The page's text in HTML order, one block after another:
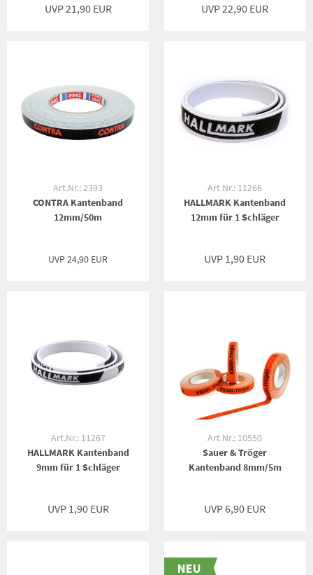
UVP 21,90 EUR UVP 22,90 EUR
Art.Nr.: 2393
CONTRA Kantenband
12mm/50m
UVP24,90 EUR
Art.Nr.: 11266
HALLMARK Kantenband
12mm für 1 Schläger
UVP 1,90 EUR
Art.Nr.: 11267
HALLMARK Kantenband
9mm für 1 Schläger
UVP 1,90 EUR
Art.Nr.: 10550
Sauer & Tröger
Kantenband 8mm/5m
UVP 6,90 EUR